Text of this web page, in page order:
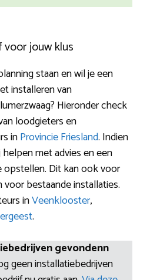
jouw klus
staan en wil je een
installeren van
Hieronder check
loodgieters en
inProvincie Friesland. Indien
met advies en een
Dit kan ook voor
bestaande installaties.
inVeenklooster,
.
gevondenn
geen installatiebedrijven